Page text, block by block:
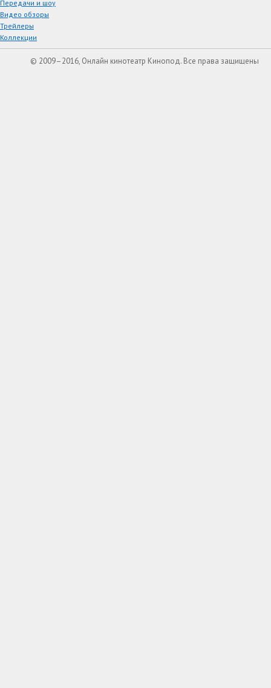
Передачи и шоу
Видео обзоры
Трейлеры
Коллекции
© 2009–2016, Онлайн кинотеатр Кинопод. Все права защищены